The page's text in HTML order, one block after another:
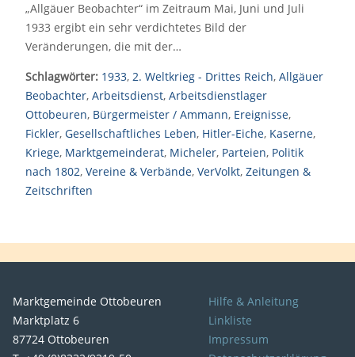
„Allgäuer Beobachter“ im Zeitraum Mai, Juni und Juli
1933 ergibt ein sehr verdichtetes Bild der
Veränderungen, die mit der…
Schlagwörter: 1933, 2. Weltkrieg - Drittes Reich, Allgäuer
Beobachter, Arbeitsdienst, Arbeitsdienstlager
Ottobeuren, Bürgermeister / Ammann, Ereignisse,
Fickler, Gesellschaftliches Leben, Hitler-Eiche, Kaserne,
Kriege, Marktgemeinderat, Micheler, Parteien, Politik
nach 1802, Vereine & Verbände, VerVolkt, Zeitungen &
Zeitschriften
Marktgemeinde Ottobeuren
Marktplatz 6
87724 Ottobeuren
Hilfe & Anleitung
Linkliste
Impressum